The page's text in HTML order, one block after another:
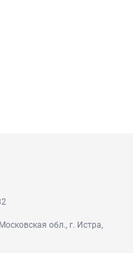
обл., г. Истра,